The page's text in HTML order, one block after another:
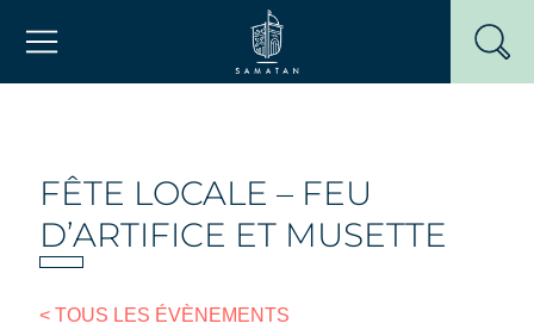
Mairie de Samatan
FÊTE LOCALE – FEU
D’ARTIFICE ET MUSETTE
< TOUS LES ÉVÈNEMENTS